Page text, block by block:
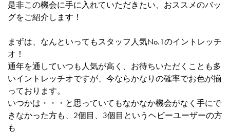
是非この機会に手に入れていただきたい、おススメのバッ
グをご紹介します！
まずは、なんといってもスタッフ人気No.1のイントレッチ
オ！
通年を通していつも人気が高く、お待ちいただくことも多
いイントレッチオですが、今ならかなりの確率でお色が揃
っております。
いつかは・・・と思っていてもなかなか機会がなく手にで
きなかった方も、2個目、3個目というヘビーユーザーの方
も